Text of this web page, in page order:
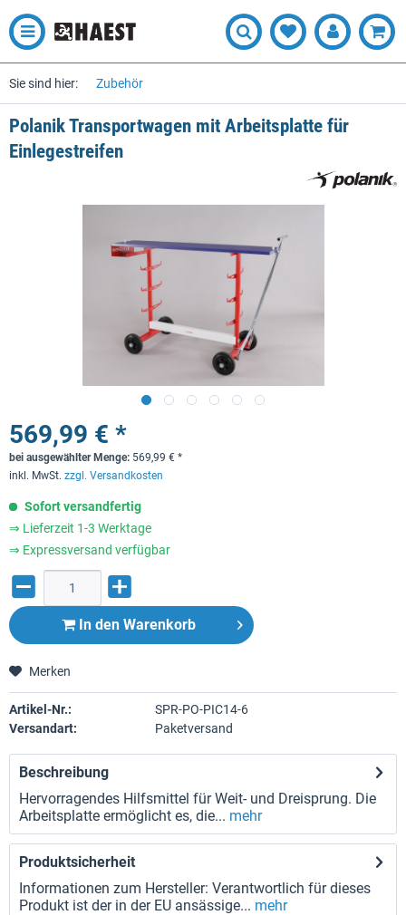
Sie sind hier: Zubehör
Polanik Transportwagen mit Arbeitsplatte für
Einlegestreifen
569,99 € *
bei ausgewählter Menge: 569,99 € *
inkl. MwSt. zzgl. Versandkosten
Sofort versandfertig
⇒ Lieferzeit 1-3 Werktage
⇒ Expressversand verfügbar
In den Warenkorb
Merken
Artikel-Nr.:
SPR-PO-PIC14-6
Versandart:
Paketversand
Beschreibung
Hervorragendes Hilfsmittel für Weit- und Dreisprung. Die
Arbeitsplatte ermöglicht es, die... mehr
Produktsicherheit
Informationen zum Hersteller: Verantwortlich für dieses
Produkt ist der in der EU ansässige... mehr